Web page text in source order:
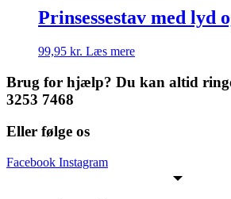
Prinsessestav med lyd
99,95 kr. Læs mere
Brug for hjælp? Du kan altid
3253 7468
Eller følge os
Facebook Instagram